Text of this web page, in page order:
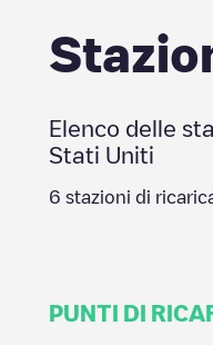
Elenco delle
Stati Uniti
6 stazioni di
PUNTI DI